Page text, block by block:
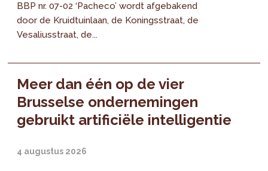
BBP nr. 07-02 ‘Pacheco’ wordt afgebakend
door de Kruidtuinlaan, de Koningsstraat, de
Vesaliusstraat, de...
Meer dan één op de vier
Brusselse ondernemingen
gebruikt artificiële intelligentie
4 augustus 2026